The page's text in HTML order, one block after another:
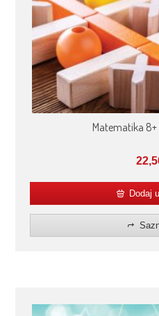
Matematika
Dodaj